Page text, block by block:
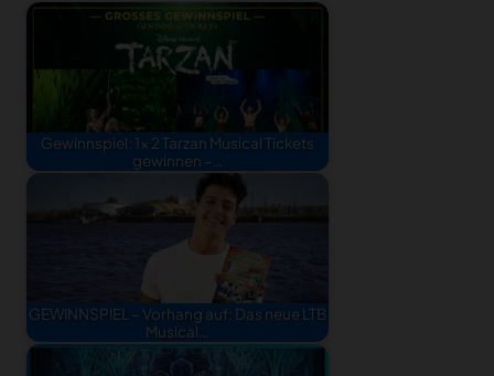
Gewinnspiel: 1× 2 Tarzan Musical Tickets
gewinnen –…
GEWINNSPIEL – Vorhang auf: Das neue LTB
Musical…